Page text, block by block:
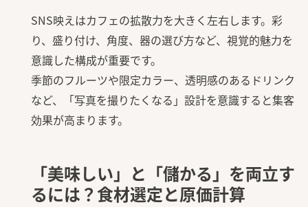
SNS映えはカフェの拡散力を大きく左右します。彩
り、盛り付け、角度、器の選び方など、視覚的魅力を
意識した構成が重要です。
季節のフルーツや限定カラー、透明感のあるドリンク
など、「写真を撮りたくなる」設計を意識すると集客
効果が高まります。
「美味しい」と「儲かる」を両立す
るには？食材選定と原価計算